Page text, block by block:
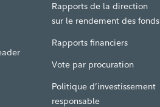
Rapports de la direction
sur le rendement des fonds
Rapports financiers
Vote par procuration
Politique d’investissement
responsable